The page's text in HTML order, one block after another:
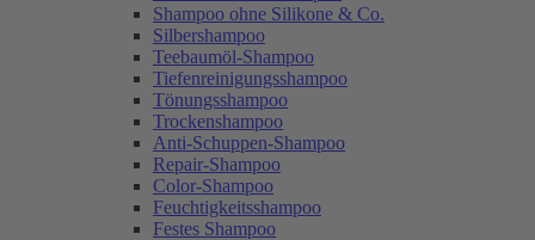
Shampoo ohne Silikone & Co.
Silbershampoo
Teebaumöl-Shampoo
Tiefenreinigungsshampoo
Tönungsshampoo
Trockenshampoo
Anti-Schuppen-Shampoo
Repair-Shampoo
Color-Shampoo
Feuchtigkeitsshampoo
Festes Shampoo